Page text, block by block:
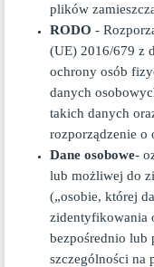
plików
RODO -
(UE) 2016/679 z
ochrony osób
danych
takich danych
rozporządzenie o
Dane osobowe-
lub możliwej do
(„osobie, której
zidentyfikowania
bezpośrednio lub
szczególności na